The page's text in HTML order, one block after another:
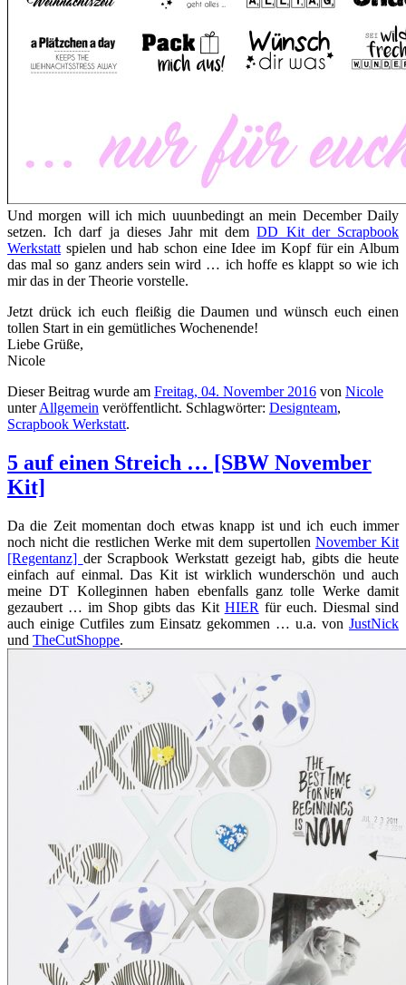
Und morgen will ich mich uuunbedingt an mein December Daily
setzen. Ich darf ja dieses Jahr mit demDD Kit der Scrapbook
Werkstatt spielen und hab schon eine Idee im Kopf für ein Album
das mal so ganz anders sein wird … ich hoffe es klappt so wie ich
mir das in der Theorie vorstelle.
Jetzt drück ich euch fleißig die Daumen und wünsch euch einen
tollen Start in ein gemütliches Wochenende!
Liebe Grüße,
Nicole
Dieser Beitrag wurde am Freitag, 04. November 2016 von Nicole
unterAllgemein veröffentlicht. Schlagwörter: Designteam,
Scrapbook Werkstatt.
5 auf einen Streich … [SBW November
Kit]
Da die Zeit momentan doch etwas knapp ist und ich euch immer
noch nicht die restlichen Werke mit dem supertollen November Kit
[Regentanz] der Scrapbook Werkstatt gezeigt hab, gibts die heute
einfach auf einmal. Das Kit ist wirklich wunderschön und auch
meine DT Kolleginnen haben ebenfalls ganz tolle Werke damit
gezaubert … im Shop gibts das Kit HIER für euch. Diesmal sind
auch einige Cutfiles zum Einsatz gekommen … u.a. von JustNick
und TheCutShoppe.